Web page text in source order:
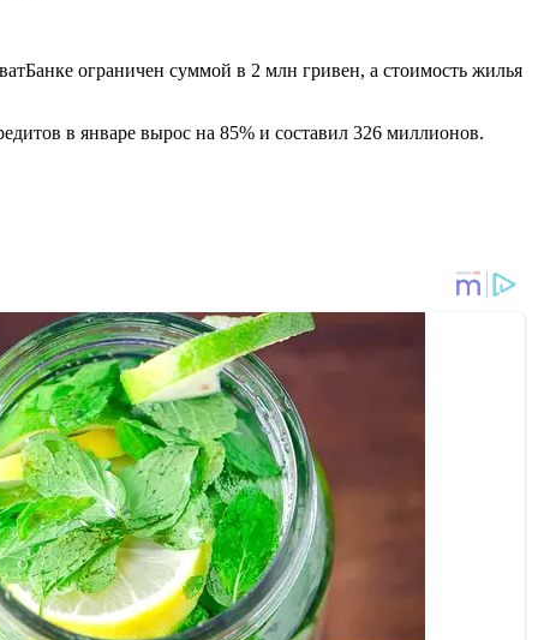
ограничен суммой в 2 млн гривен, а стоимость жилья
в январе вырос на 85% и составил 326 миллионов.